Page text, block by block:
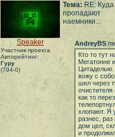
Speaker
Участник проекта
Авторейтинг:
Гуру
(794-0)
Тема: RE: Куда
пропадают
наемники...
AndreyBS
Кто то тут
Мегатонне
Цитаделью.
вожу с
шел через
очистителя
как то
хлопают. Я
разнес,
дом цел,
и